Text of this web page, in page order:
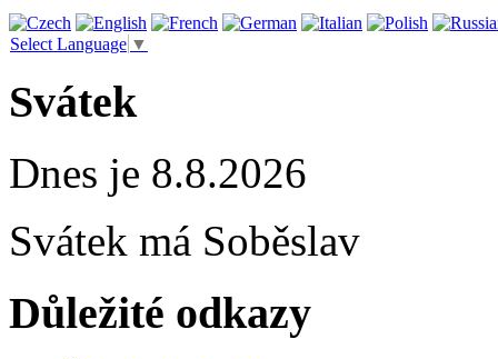
Select Language ▼
Svátek
Dnes je 8.8.2026
Svátek má Soběslav
Důležité odkazy